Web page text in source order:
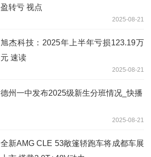
盈转亏 视点
2025-08-21
旭杰科技：2025年上半年亏损123.19万
元 速读
2025-08-21
德州一中发布2025级新生分班情况_快播
2025-08-21
全新AMG CLE 53敞篷轿跑车将成都车展